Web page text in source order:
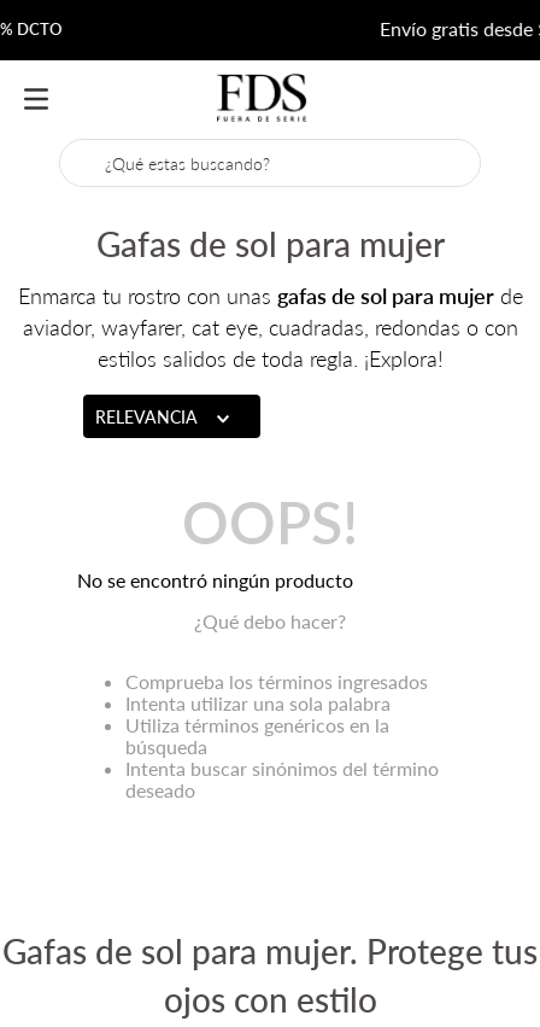
Envío gratis desde $200.000
¿Qué estas buscando?
Gafas de sol para mujer
Enmarca tu rostro con unas gafas de sol para mujerde
aviador, wayfarer, cat eye, cuadradas, redondas o con
estilos salidos de toda regla. ¡Explora!
RELEVANCIA
OOPS!
No se encontró ningún producto
¿Qué debo hacer?
Comprueba los términos ingresados
Intenta utilizar una sola palabra
Utiliza términos genéricos en la
búsqueda
Intenta buscar sinónimos del término
deseado
Gafas de sol para mujer. Protege tus
ojos con estilo